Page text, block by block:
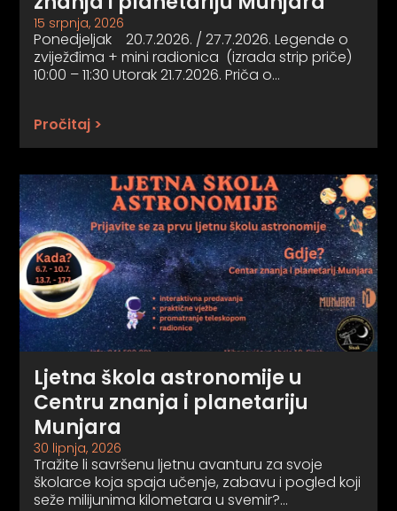
15 srpnja, 2026
Ponedjeljak 20.7.2026. / 27.7.2026. Legende o
zviježđima + mini radionica (izrada strip priče)
10:00 – 11:30 Utorak 21.7.2026. Priča o…
Pročitaj >
Ljetna škola astronomije u
Centru znanja i planetariju
Munjara
30 lipnja, 2026
Tražite li savršenu ljetnu avanturu za svoje
školarce koja spaja učenje, zabavu i pogled koji
seže milijunima kilometara u svemir?…